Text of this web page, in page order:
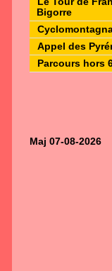
Bigorre
Appel des
Parcours hors
Maj 07-08-2026